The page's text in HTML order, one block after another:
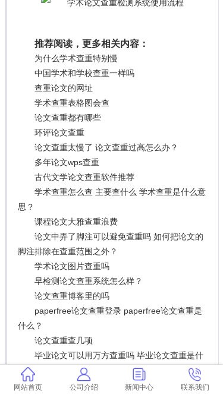
推荐阅读，更多相关内容：
为什么学术查重特别慢
中国学术和学校查重一样吗
查重论文的网址
学术查重表格图会查
论文查重都有哪些
环评论文查重
论文查重太慢了 论文查重过高怎么办？
多年论文wps查重
古代文学论文查重软件推荐
学术查重怎么查 主要查什么 学术查重是什么意
思？
课程论文大雅查重浪费
论文中弄了脚注可以避免查重吗 如何把论文的
脚注排除在查重范围之外？
学术论文图片查重吗
早检测论文查重系统怎么样？
论文查重博客里的吗
paperfree论文查重登录 paperfree论文查重是
什么？
论文查重查几项
毕业论文可以用万方查重吗 毕业论文查重是什
么？
论文查重可以有标红吗
网站首页 公司介绍 新闻中心 联系我们